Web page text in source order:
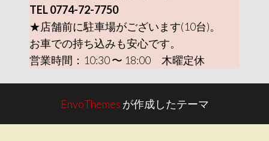
TEL 0774-72-7750
★店舗前に駐車場がございます(10台)。
お車での持ち込みも安心です。
営業時間：10:30 〜 18:00 木曜定休
EnvoThemes が作成したテーマ